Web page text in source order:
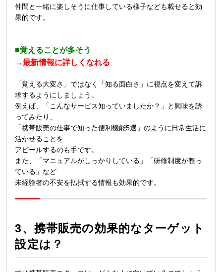
仲間と一緒に楽しそうに仕事している様子なども載せると効
果的です。
■覚えることが多そう
→最新情報に詳しくなれる
「覚える大変さ」ではなく「知る面白さ」に視点を変えて訴
求するようにしましょう。
例えば、「こんなサービス知っていましたか？」と興味を誘
ってみたり、
「携帯販売の仕事で知った便利機能5選」のように日常生活に
活かせることを
アピールするのも手です。
また、「マニュアルがしっかりしている」「研修制度が整っ
ている」など
未経験者の不安を払拭する情報も効果的です。
3、 携帯販売の効果的なターゲット
設定は？